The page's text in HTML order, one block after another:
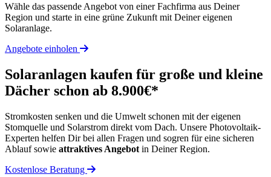
Wähle das passende Angebot von einer Fachfirma aus Deiner
Region und starte in eine grüne Zukunft mit Deiner eigenen
Solaranlage.
Angebote einholen
Solaranlagen kaufen für große und kleine
Dächer schon ab 8.900€*
Stromkosten senken und die Umwelt schonen mit der eigenen
Stomquelle und Solarstrom direkt vom Dach. Unsere Photovoltaik-
Experten helfen Dir bei allen Fragen und sogren für eine sicheren
Ablauf sowie attraktives Angebot in Deiner Region.
Kostenlose Beratung